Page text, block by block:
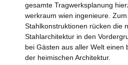
gesamte Tragwerksplanung
werkraum wien ingenieure.
Stahlkonstruktionen rücken die
Stahlarchitektur in den
bei Gästen aus aller Welt einen
der heimischen Architektur.